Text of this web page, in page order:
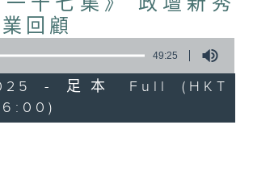
回顧
49:25
- 足本 Full (HKT